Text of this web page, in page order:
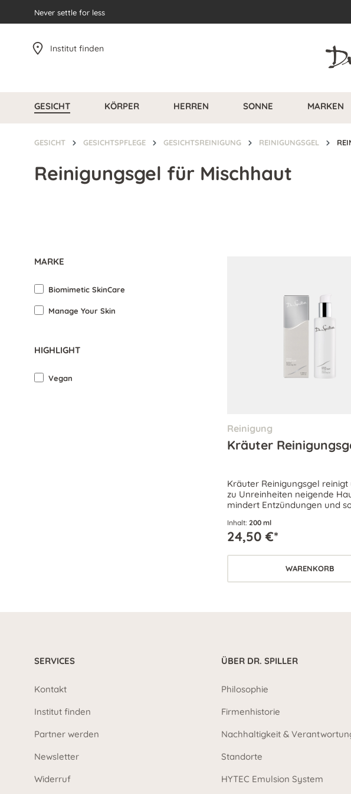
Zur Hauptnavigation springen
Never settle for less
Institut finden
GESICHT KÖRPER HERREN SONNE MARKEN
GESICHT GESICHTSPFLEGE GESICHTSREINIGUNG REINIGUNGSGEL
Reinigungsgel für Mischhaut
MARKE
Biomimetic SkinCare
Manage Your Skin
HIGHLIGHT
Vegan
Reinigung
Kräuter
Kräuter Reinigungsgel
zu Unreinheiten neigende
mindert Entzündungen und
Inhalt: 200 ml
24,50 €*
WARENKORB
SERVICES
Kontakt
Institut finden
Partner werden
Newsletter
Widerruf
ÜBER DR. SPILLER
Philosophie
Firmenhistorie
Nachhaltigkeit &
Standorte
HYTEC Emulsion System